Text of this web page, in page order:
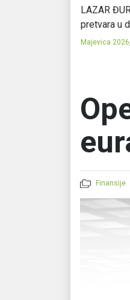
LAZAR
pretvara u
Majevica 2026,
Finansije